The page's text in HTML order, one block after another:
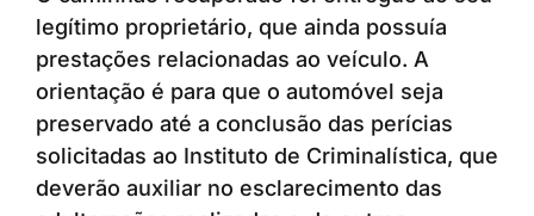
legítimo proprietário, que ainda possuía
prestações relacionadas ao veículo. A
orientação é para que o automóvel seja
preservado até a conclusão das perícias
solicitadas ao Instituto de Criminalística, que
deverão auxiliar no esclarecimento das